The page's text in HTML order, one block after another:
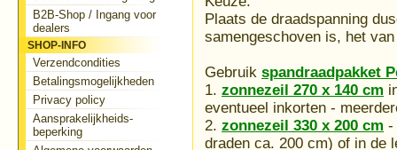
Plaats de draadspanning
samengeschoven is, het
Gebruik spandraadpakket
1. zonnezeil 270 x 140 cm
eventueel inkorten -
2. zonnezeil 330 x 200 cm -
draden ca. 200 cm) of in de
B2B-Shop / Ingang voor
dealers
SHOP-INFO
Verzendcondities
Betalingsmogelijkheden
Privacy policy
Aansprakelijkheids-
beperking